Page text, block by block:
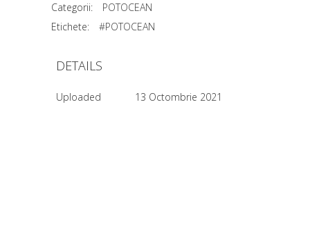
Categorii:
POTOCEAN
Etichete:
#POTOCEAN
DETAILS
Uploaded 13 Octombrie 2021